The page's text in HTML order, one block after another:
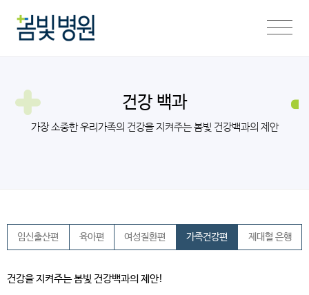
건강 백과
가장 소중한 우리가족의 건강을 지켜주는 봄빛 건강백과의 제안
임신출산편 육아편 여성질환편 가족건강편 제대혈 은행
건강을 지켜주는 봄빛 건강백과의 제안!